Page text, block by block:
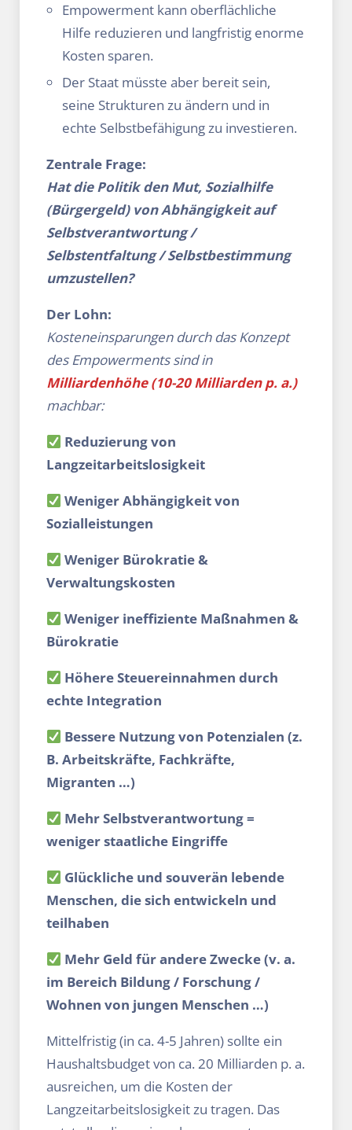
Empowerment kann oberflächliche
Hilfe reduzieren und langfristig enorme
Kosten sparen.
Der Staat müsste aber bereit sein,
seine Strukturen zu ändern und in
echte Selbstbefähigung zu investieren.
Zentrale Frage:
Hat die Politik den Mut, Sozialhilfe
(Bürgergeld) von Abhängigkeit auf
Selbstverantwortung /
Selbstentfaltung / Selbstbestimmung
umzustellen?
Der Lohn:
Kosteneinsparungen durch das Konzept
des Empowerments sind in
Milliardenhöhe (10-20 Milliarden p. a.)
machbar:
Reduzierung von
Langzeitarbeitslosigkeit
Weniger Abhängigkeit von
Sozialleistungen
Weniger Bürokratie &
Verwaltungskosten
Weniger ineffiziente Maßnahmen &
Bürokratie
Höhere Steuereinnahmen durch
echte Integration
Bessere Nutzung von Potenzialen (z.
B. Arbeitskräfte, Fachkräfte,
Migranten …)
Mehr Selbstverantwortung =
weniger staatliche Eingriffe
Glückliche und souverän lebende
Menschen, die sich entwickeln und
teilhaben
Mehr Geld für andere Zwecke (v. a.
im Bereich Bildung / Forschung /
Wohnen von jungen Menschen …)
Mittelfristig (in ca. 4-5 Jahren) sollte ein
Haushaltsbudget von ca. 20 Milliarden p. a.
ausreichen, um die Kosten der
Langzeitarbeitslosigkeit zu tragen. Das